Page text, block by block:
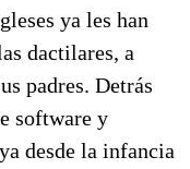
ya les han
dactilares, a
padres. Detrás
software y
desde la infancia